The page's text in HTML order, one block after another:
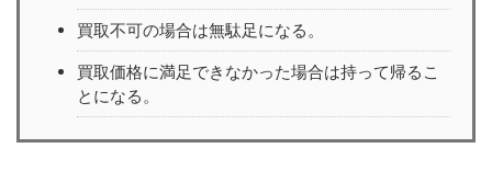
買取不可の場合は無駄足になる。
買取価格に満足できなかった場合は持って帰るこ
とになる。